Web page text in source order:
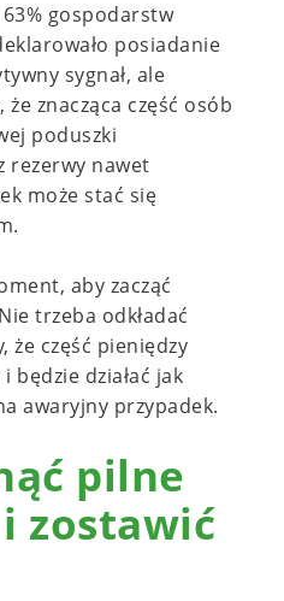
63% gospodarstw
posiadanie
sygnał, ale
znacząca część osób
poduszki
rezerwy nawet
może stać się
aby zacząć
trzeba odkładać
że część pieniędzy
będzie działać jak
awaryjny przypadek.
pilne
zostawić